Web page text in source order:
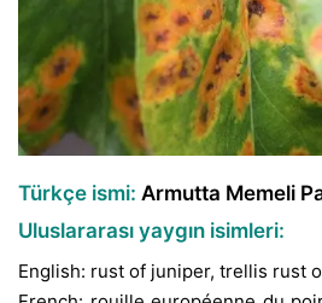
Türkçe ismi: Armutta Memeli
Uluslararası yaygın isimleri:
English: rust of juniper, trellis rust